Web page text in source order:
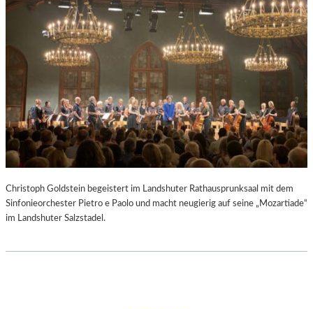
Christoph Goldstein begeistert im Landshuter Rathausprunksaal mit dem
Sinfonieorchester Pietro e Paolo und macht neugierig auf seine „Mozartiade“
im Landshuter Salzstadel.